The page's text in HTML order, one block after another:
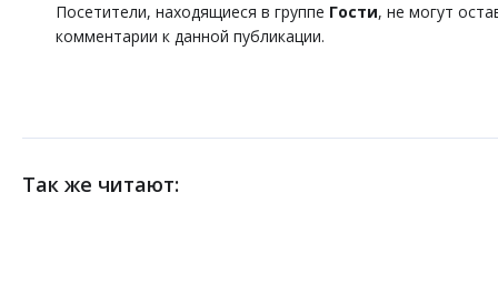
Посетители, находящиеся в группе Гости, не могут
комментарии к данной публикации.
Так же читают: